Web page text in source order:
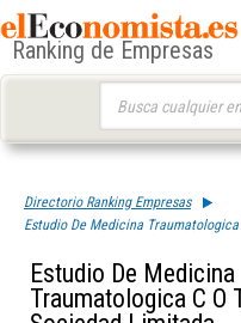
Ranking de Empresas
Directorio Ranking Empresas
Estudio De Medicina
Estudio De Medicina
Traumatologica C O